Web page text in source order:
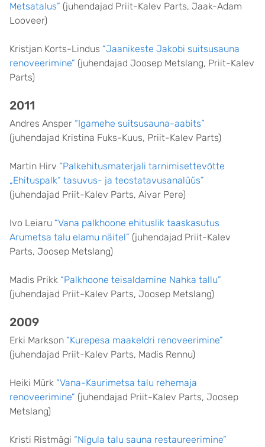
Metsatalus” (juhendajad Priit-Kalev Parts, Jaak-Adam
Looveer)
Kristjan Korts-Lindus “Jaanikeste Jakobi suitsusauna
renoveerimine” (juhendajad Joosep Metslang, Priit-Kalev
Parts)
2011
Andres Ansper “Igamehe suitsusauna-aabits”
(juhendajad Kristina Fuks-Kuus, Priit-Kalev Parts)
Martin Hirv “Palkehitusmaterjali tarnimisettevõtte
„Ehituspalk“ tasuvus- ja teostatavusanalüüs”
(juhendajad Priit-Kalev Parts, Aivar Pere)
Ivo Leiaru “Vana palkhoone ehituslik taaskasutus
Arumetsa talu elamu näitel” (juhendajad Priit-Kalev
Parts, Joosep Metslang)
Madis Prikk “Palkhoone teisaldamine Nahka tallu”
(juhendajad Priit-Kalev Parts, Joosep Metslang)
2009
Erki Markson “Kurepesa maakeldri renoveerimine”
(juhendajad Priit-Kalev Parts, Madis Rennu)
Heiki Mürk “Vana-Kaurimetsa talu rehemaja
renoveerimine” (juhendajad Priit-Kalev Parts, Joosep
Metslang)
Kristi Ristmägi “Nigula talu sauna restaureerimine”